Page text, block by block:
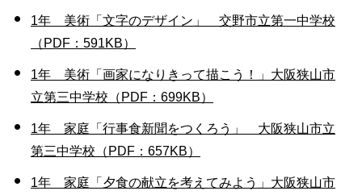
1年 美術「文字のデザイン」 交野市立第一中学校
（PDF：591KB）
1年 美術「画家になりきって描こう！」大阪狭山市
立第三中学校（PDF：699KB）
1年 家庭「行事食新聞をつくろう」 大阪狭山市立
第三中学校（PDF：657KB）
1年 家庭「夕食の献立を考えてみよう」大阪狭山市